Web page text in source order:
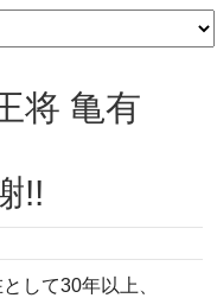
将 亀有
!!
して30年以上、